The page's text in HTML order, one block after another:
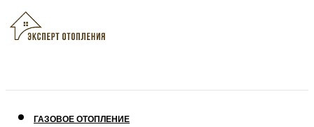
ГАЗОВОЕ ОТОПЛЕНИЕ